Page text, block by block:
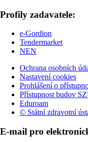
Profily zadavatele:
e-Gordion
Tendermarket
NEN
Ochrana osobních
Nastavení cookies
Prohlášení o
Přístupnost budov
Eduroam
© Státní zdravotní
E-mail pro